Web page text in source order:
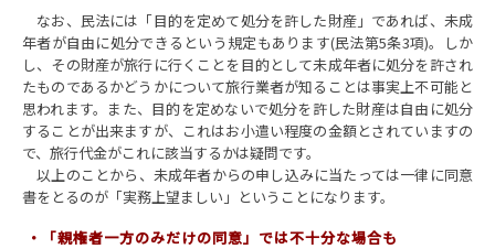
なお、民法には「目的を定めて処分を許した財産」であれば、未成
年者が自由に処分できるという規定もあります(民法第5条3項)。しか
し、その財産が旅行に行くことを目的として未成年者に処分を許され
たものであるかどうかについて旅行業者が知ることは事実上不可能と
思われます。また、目的を定めないで処分を許した財産は自由に処分
することが出来ますが、これはお小遣い程度の金額とされていますの
で、旅行代金がこれに該当するかは疑問です。
以上のことから、未成年者からの申し込みに当たっては一律に同意
書をとるのが「実務上望ましい」ということになります。
・
「親権者一方のみだけの同意」では不十分な場合も